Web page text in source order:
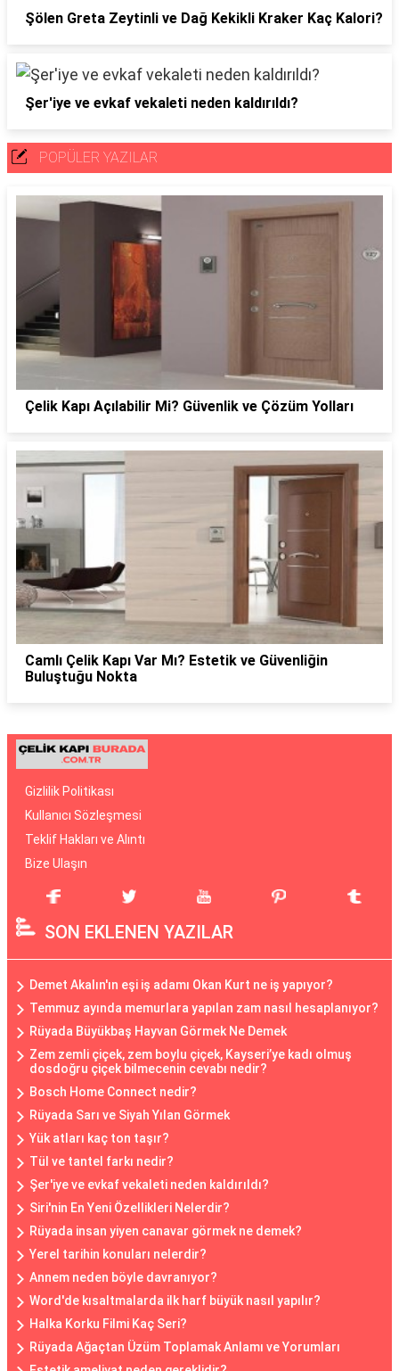
Şölen Greta Zeytinli ve Dağ Kekikli Kraker Kaç Kalori?
Şer'iye ve evkaf vekaleti neden kaldırıldı?
POPÜLER YAZILAR
Çelik Kapı Açılabilir Mi? Güvenlik ve Çözüm Yolları
Camlı Çelik Kapı Var Mı? Estetik ve Güvenliğin
Buluştuğu Nokta
Gizlilik Politikası
Kullanıcı Sözleşmesi
Teklif Hakları ve Alıntı
Bize Ulaşın
SON EKLENEN YAZILAR
Demet Akalın'ın eşi iş adamı Okan Kurt ne iş yapıyor?
Temmuz ayında memurlara yapılan zam nasıl hesaplanıyor?
Rüyada Büyükbaş Hayvan Görmek Ne Demek
Zem zemli çiçek, zem boylu çiçek, Kayseri’ye kadı olmuş
dosdoğru çiçek bilmecenin cevabı nedir?
Bosch Home Connect nedir?
Rüyada Sarı ve Siyah Yılan Görmek
Yük atları kaç ton taşır?
Tül ve tantel farkı nedir?
Şer'iye ve evkaf vekaleti neden kaldırıldı?
Siri'nin En Yeni Özellikleri Nelerdir?
Rüyada insan yiyen canavar görmek ne demek?
Yerel tarihin konuları nelerdir?
Annem neden böyle davranıyor?
Word'de kısaltmalarda ilk harf büyük nasıl yapılır?
Halka Korku Filmi Kaç Seri?
Rüyada Ağaçtan Üzüm Toplamak Anlamı ve Yorumları